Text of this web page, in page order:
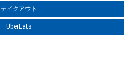
テイクアウト
UberEats